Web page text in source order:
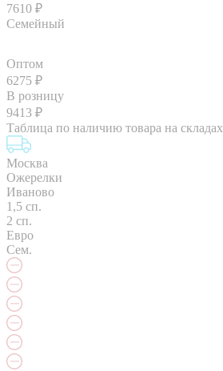
7610 ₽
Семейный
Оптом
6275 ₽
В розницу
9413 ₽
Таблица по наличию товара на складах
Москва
Ожерелки
Иваново
1,5 сп.
2 сп.
Евро
Сем.